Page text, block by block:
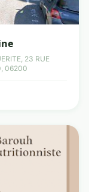
23 RUE
06200